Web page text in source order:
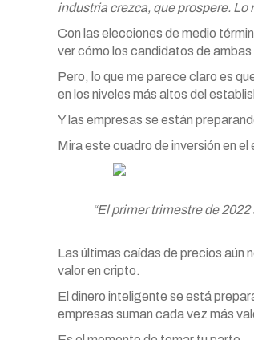
industria crezca, que prospere. Lo
Con las elecciones de medio
ver cómo los candidatos de
Pero, lo que me parece claro es
en los niveles más altos del
Y las empresas se están
Mira este cuadro de inversión en
“El primer trimestre de
Las últimas caídas de precios aún
valor en cripto.
El dinero inteligente se está
empresas suman cada vez más